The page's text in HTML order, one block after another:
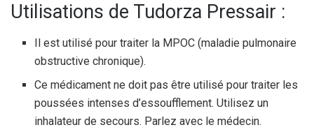
Utilisations de Tudorza Pressair :
Il est utilisé pour traiter la MPOC (maladie pulmonaire
obstructive chronique).
Ce médicament ne doit pas être utilisé pour traiter les
poussées intenses d’essoufflement. Utilisez un
inhalateur de secours. Parlez avec le médecin.